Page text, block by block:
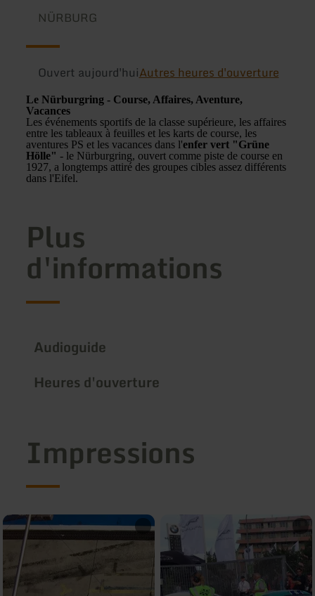
NÜRBURG
Ouvert aujourd'huiAutres heures d'ouverture
Le Nürburgring - Course, Affaires, Aventure,
Vacances
Les événements sportifs de la classe supérieure, les affaires
entre les tableaux à feuilles et les karts de course, les
aventures PS et les vacances dans l'enfer vert "Grüne
Hölle"- le Nürburgring, ouvert comme piste de course en
1927, a longtemps attiré des groupes cibles assez différents
dans l'Eifel.
Plus
d'informations
Audioguide
Heures d'ouverture
Impressions